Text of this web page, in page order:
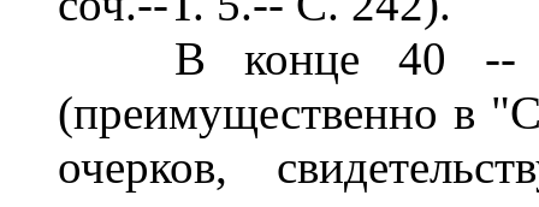
В конце 40 --
(преимущественно в
очерков,